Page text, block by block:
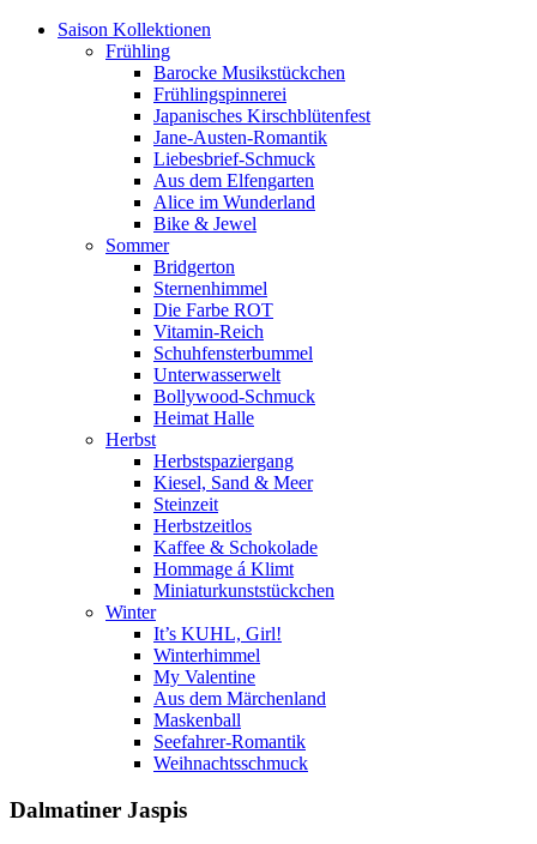
Saison Kollektionen
Frühling
Barocke Musikstückchen
Frühlingspinnerei
Japanisches Kirschblütenfest
Jane-Austen-Romantik
Liebesbrief-Schmuck
Aus dem Elfengarten
Alice im Wunderland
Bike & Jewel
Sommer
Bridgerton
Sternenhimmel
Die Farbe ROT
Vitamin-Reich
Schuhfensterbummel
Unterwasserwelt
Bollywood-Schmuck
Heimat Halle
Herbst
Herbstspaziergang
Kiesel, Sand & Meer
Steinzeit
Herbstzeitlos
Kaffee & Schokolade
Hommage á Klimt
Miniaturkunststückchen
Winter
It’s KUHL, Girl!
Winterhimmel
My Valentine
Aus dem Märchenland
Maskenball
Seefahrer-Romantik
Weihnachtsschmuck
Dalmatiner Jaspis